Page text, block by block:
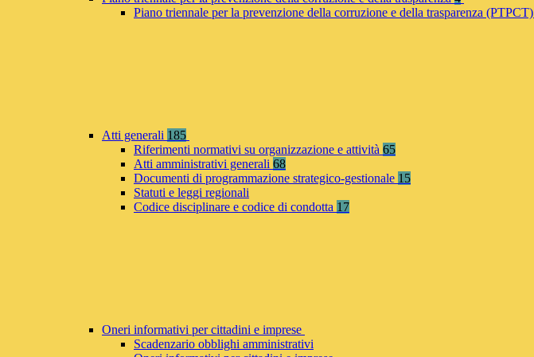
Piano triennale per la prevenzione della corruzione e della trasparenza (PTPCT)
Atti generali 185
Riferimenti normativi su organizzazione e attività 65
Atti amministrativi generali 68
Documenti di programmazione strategico-gestionale 15
Statuti e leggi regionali
Codice disciplinare e codice di condotta 17
Oneri informativi per cittadini e imprese
Scadenzario obblighi amministrativi